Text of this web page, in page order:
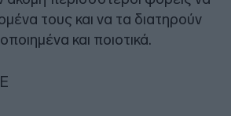
τους και να τα διατηρούν
και ποιοτικά.